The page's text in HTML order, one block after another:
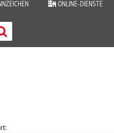
ONLINE-DIENSTE